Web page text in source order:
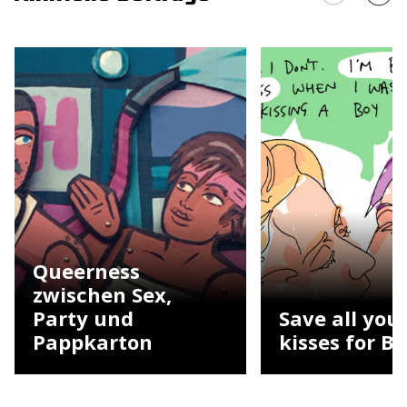
Queerness
zwischen Sex,
Party und
Pappkarton
Save all
kisses for